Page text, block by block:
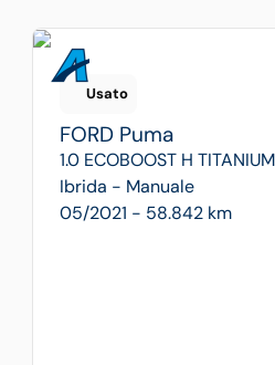
Usato
FORD Puma
1.0 ECOBOOST H
Ibrida - Manuale
05/2021 - 58.842 km